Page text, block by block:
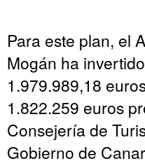
Para este plan, el
Mogán ha
1.979.989,18
1.822.259 euros
Consejería de
Gobierno de